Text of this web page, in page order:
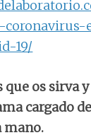
19/
que os sirva
cargado
mano.